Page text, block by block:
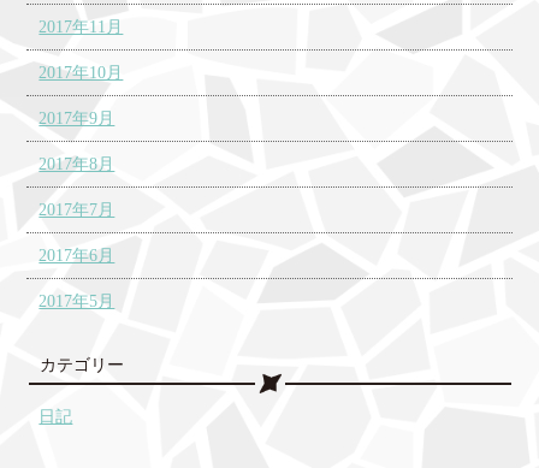
2017年11月
2017年10月
2017年9月
2017年8月
2017年7月
2017年6月
2017年5月
カテゴリー
日記